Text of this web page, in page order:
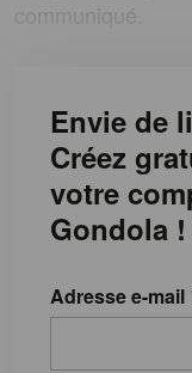
Envie de
Créez
votre
Gondola !
Adresse e-mail